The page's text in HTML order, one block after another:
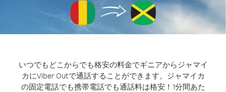
いつでもどこからでも格安の料金でギニアからジャマイ
カにViber Outで通話することができます。 ジャマイカ
の固定電話でも携帯電話でも通話料は格安！1分間あた